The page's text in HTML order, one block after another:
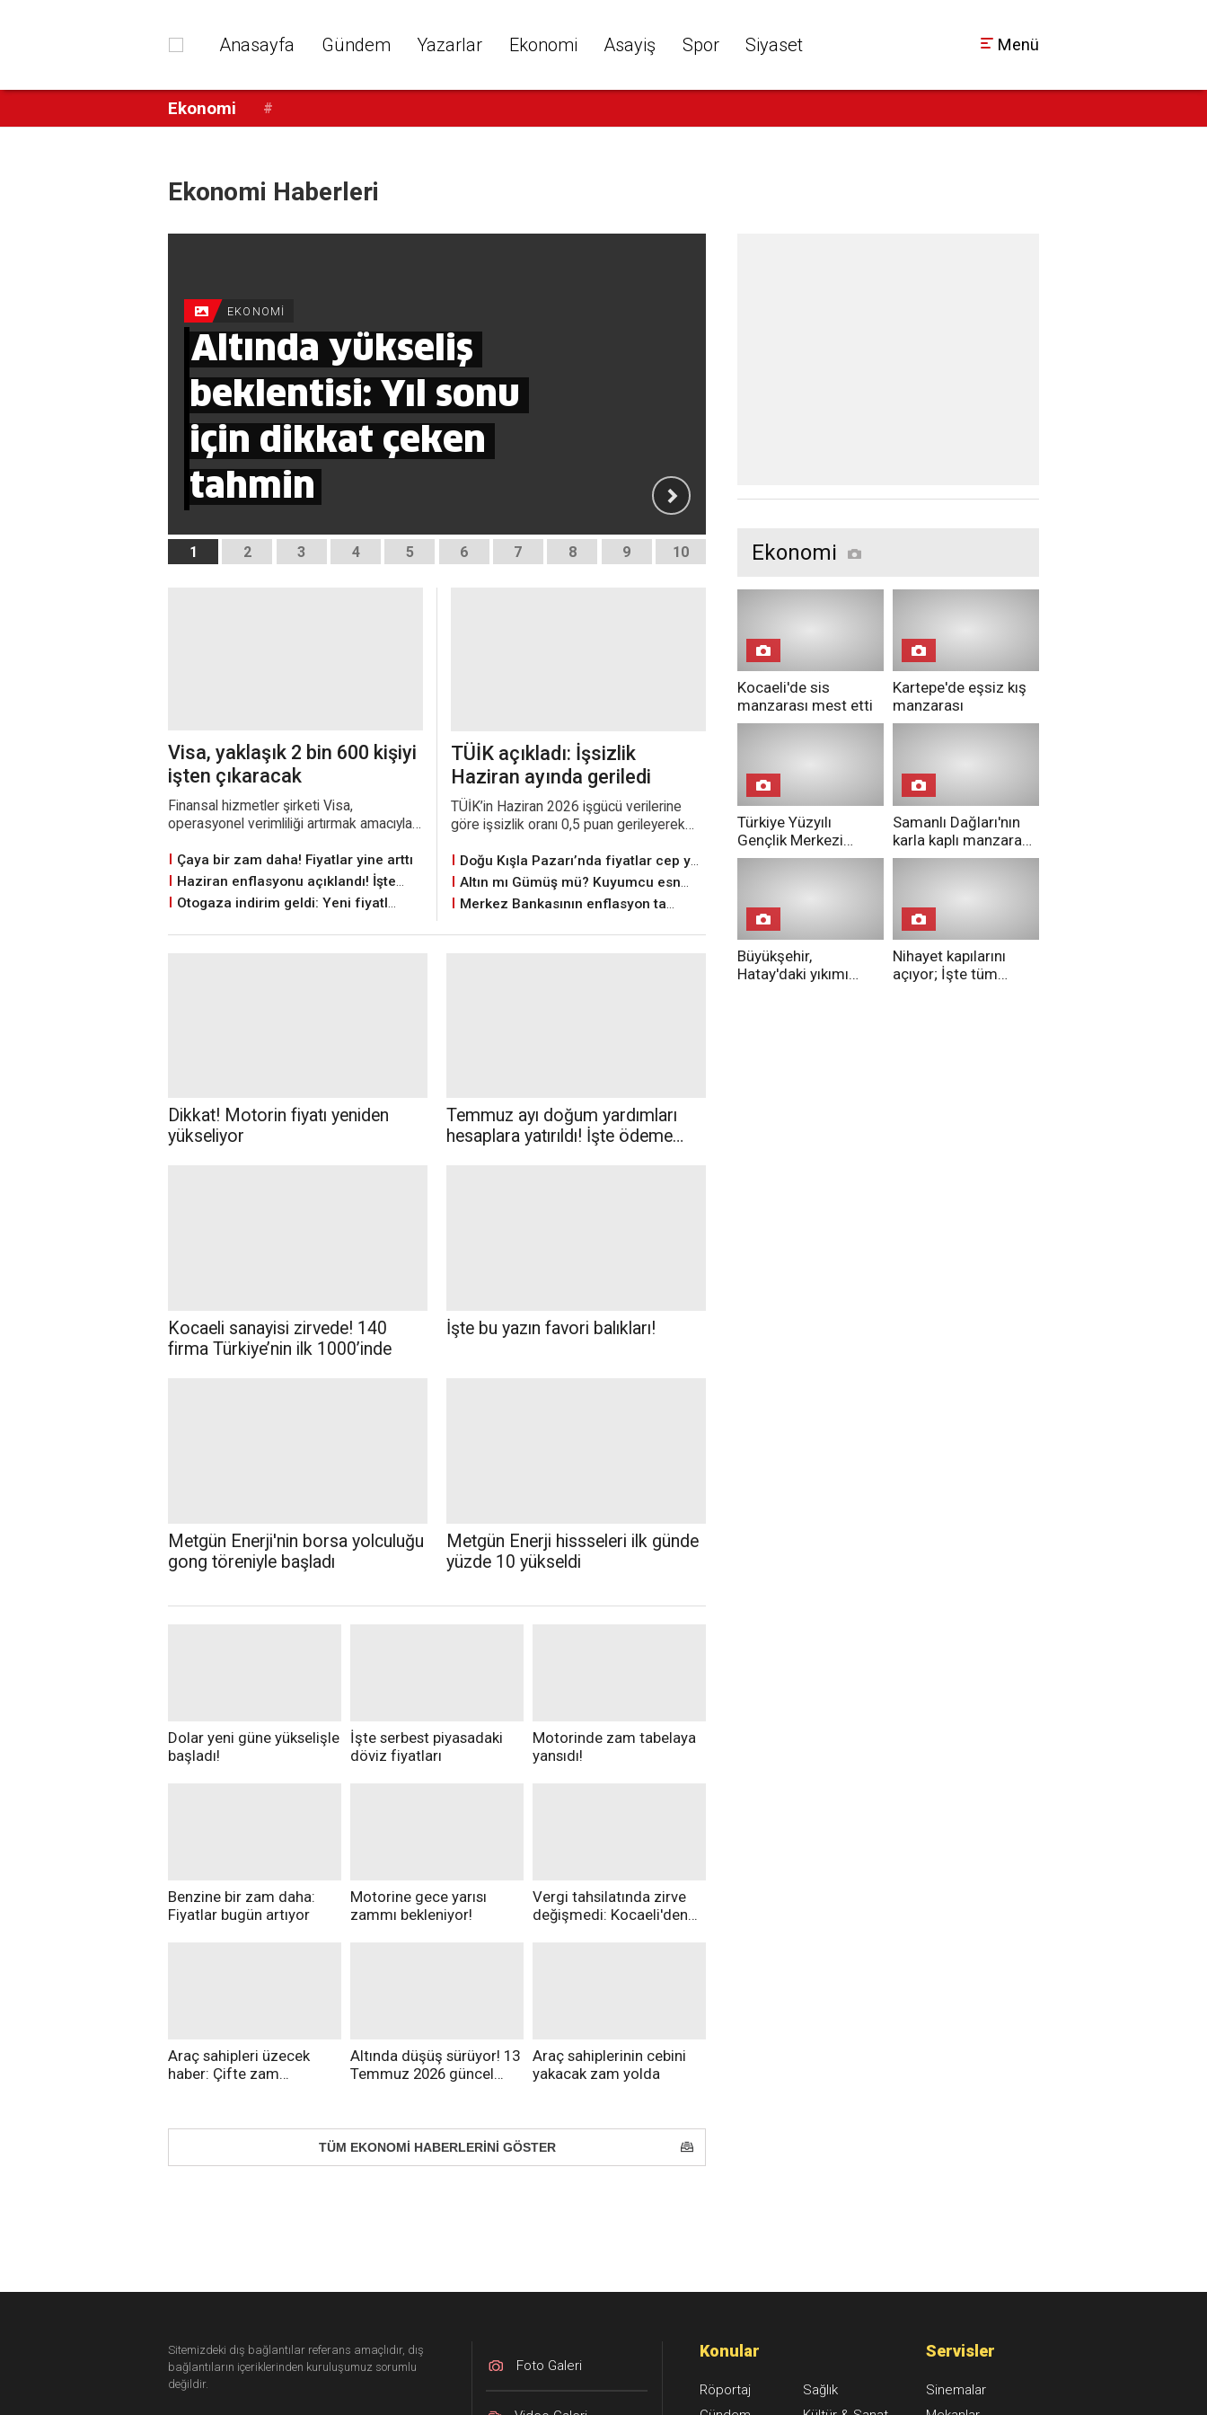
Anasayfa Gündem Yazarlar Ekonomi Asayiş Spor Siyaset Menü
Ekonomi #
Ekonomi Haberleri
EKONOMİ
Altında yükseliş
beklentisi: Yıl sonu
için dikkat çeken
tahmin
1 2 3 4 5 6 7 8 9 10
Visa, yaklaşık 2 bin 600 kişiyi
işten çıkaracak
Finansal hizmetler şirketi Visa,
operasyonel verimliliği artırmak amacıyla
2 bin 600 kişiyi işten çıkarmayı planlıyor.
Çaya bir zam daha! Fiyatlar yine arttı
Haziran enflasyonu açıklandı! İşte yeni rakamlar
Otogaza indirim geldi: Yeni fiyatlar pompalara yansıdı
TÜİK açıkladı: İşsizlik
Haziran ayında geriledi
TÜİK’in Haziran 2026 işgücü verilerine
göre işsizlik oranı 0,5 puan gerileyerek
istihdam edilenlerin sayısı 32 milyon 733
bine yükseldi
Doğu Kışla Pazarı’nda fiyatlar cep yakıyor
Altın mı Gümüş mü? Kuyumcu esnafı yanıtladı
Merkez Bankasının enflasyon tahmini
Dikkat! Motorin fiyatı yeniden
yükseliyor
Temmuz ayı doğum yardımları
hesaplara yatırıldı! İşte ödeme
Kocaeli sanayisi zirvede! 140
firma Türkiye’nin ilk 1000’inde
İşte bu yazın favori balıkları!
Metgün Enerji'nin borsa yolculuğu
gong töreniyle başladı
Metgün Enerji hissseleri ilk günde
yüzde 10 yükseldi
Dolar yeni güne yükselişle
başladı!
İşte serbest piyasadaki
döviz fiyatları
Motorinde zam tabelaya
yansıdı!
Benzine bir zam daha:
Fiyatlar bugün artıyor
Motorine gece yarısı
zammı bekleniyor!
Vergi tahsilatında zirve
değişmedi: Kocaeli'den
Araç sahipleri üzecek
haber: Çifte zam
Altında düşüş sürüyor! 13
Temmuz 2026 güncel
Araç sahiplerinin cebini
yakacak zam yolda
TÜM EKONOMİ HABERLERİNİ GÖSTER
Ekonomi
Kocaeli'de sis
manzarası mest etti
Kartepe'de eşsiz kış
manzarası
Türkiye Yüzyılı
Gençlik Merkezi
kapılarını bu etkinlikle
Samanlı Dağları'nın
karla kaplı manzarası
mest etti
Büyükşehir,
Hatay'daki yıkımı
Nihayet kapılarını
açıyor; İşte tüm
Sitemizdeki dış bağlantılar referans amaçlıdır, dış
bağlantıların içeriklerinden kuruluşumuz sorumlu
değildir.
Foto Galeri
Konular
Röportaj
Sağlık
Servisler
Sinemalar